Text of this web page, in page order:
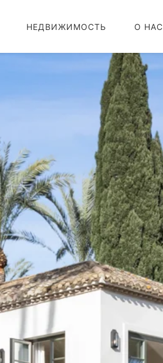
НЕДВИЖИМОСТЬ О НАС